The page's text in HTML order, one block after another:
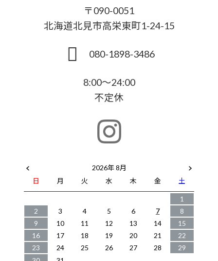
〒090-0051
北海道北見市高栄東町1-24-15
080-1898-3486
8:00～24:00
不定休
2026年 8月
日
月 火 水 木 金
土
1
2
3 4 5 6 7
8
9
10 11 12 13 14
15
16
17 18 19 20 21
22
23
24 25 26 27 28
29